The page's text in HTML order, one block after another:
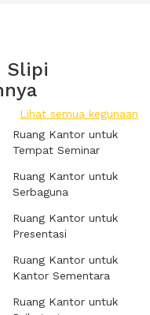
Slipi
Lihat semua kegunaan
Ruang Kantor untuk
Tempat Seminar
Ruang Kantor untuk
Serbaguna
Ruang Kantor untuk
Presentasi
Ruang Kantor untuk
Kantor Sementara
Ruang Kantor untuk